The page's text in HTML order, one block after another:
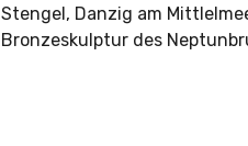
Stengel, Danzig am
Bronzeskulptur des